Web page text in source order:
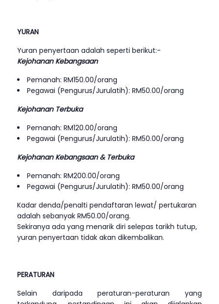
YURAN
Yuran penyertaan adalah seperti berikut:-
Kejohanan Kebangsaan
Pemanah: RM150.00/orang
Pegawai (Pengurus/Jurulatih): RM50.00/orang
Kejohanan Terbuka
Pemanah: RM120.00/orang
Pegawai (Pengurus/Jurulatih): RM50.00/orang
Kejohanan Kebangsaan & Terbuka
Pemanah: RM200.00/orang
Pegawai (Pengurus/Jurulatih): RM50.00/orang
Kadar denda/penalti pendaftaran lewat/ pertukaran
adalah sebanyak RM50.00/orang.
Sekiranya ada yang menarik diri selepas tarikh tutup,
yuran penyertaan tidak akan dikembalikan.
PERATURAN
Selain daripada peraturan-peraturan yang